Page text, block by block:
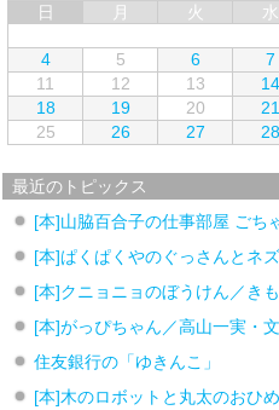
日
月 火 水
4
5 6 7
11
12 13 14
18
19 20 21
25
26 27 28
最近のトピックス
[本]山脇百合子の仕事部屋 ごち
[本]ぱくぱくやのぐっさんとネ
[本]クニョニョのぼうけん／き
[本]がっぴちゃん／高山一実・
住友銀行の「ゆきんこ」
[本]木のロボットと丸太のおひ